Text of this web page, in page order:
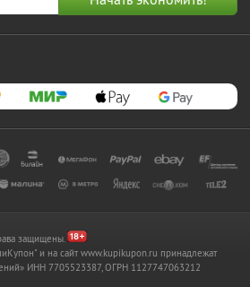
защищены.
и на сайт www.kupikupon.ru принадлежат
ИНН 7705523387, ОГРН 1127747063212